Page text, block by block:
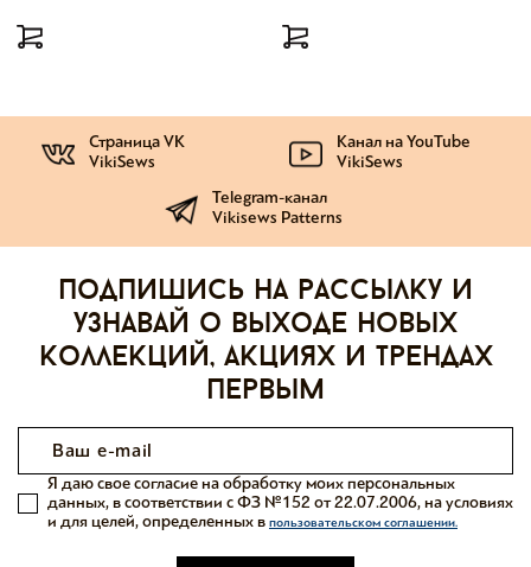
Страница VK
VikiSews
Канал на YouTube
VikiSews
Telegram-канал
Vikisews Patterns
Подпишись на рассылку и
узнавай о выходе новых
коллекций, акциях и трендах
первым
Я даю свое согласие на обработку моих персональных
данных, в соответствии с ФЗ №152 от 22.07.2006, на условиях
и для целей, определенных в пользовательском соглашении.